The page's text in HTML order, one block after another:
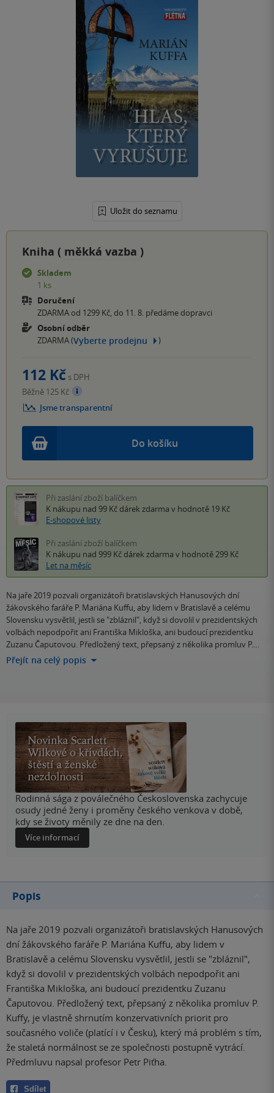
Uložit do seznamu
Kniha ( měkká vazba )
Skladem
1 ks
Doručení
ZDARMA od 1299 Kč, do 11. 8. předáme dopravci
Osobní odběr
ZDARMA (Vyberte prodejnu )
Do košíku
112 Kč s DPH
Běžně 125 Kč
Jsme transparentní
Při zaslání zboží balíčkem
K nákupu nad 99 Kč dárek zdarma v hodnotě 19 Kč
E-shopové listy
Při zaslání zboží balíčkem
K nákupu nad 999 Kč dárek zdarma v hodnotě 299 Kč
Let na měsíc
Na jaře 2019 pozvali organizátoři bratislavských Hanusových dní
žákovského faráře P. Mariána Kuffu, aby lidem v Bratislavě a celému
Slovensku vysvětlil, jestli se "zbláznil", když si dovolil v prezidentských
volbách nepodpořit ani Františka Mikloška, ani budoucí prezidentku
Zuzanu Čaputovou. Předložený text, přepsaný z několika promluv P.…
Přejít na celý popis
Rodinná sága z poválečného Československa zachycuje
osudy jedné ženy i proměny českého venkova v době,
kdy se životy měnily ze dne na den.
Více informací
Popis
Na jaře 2019 pozvali organizátoři bratislavských Hanusových
dní žákovského faráře P. Mariána Kuffu, aby lidem v
Bratislavě a celému Slovensku vysvětlil, jestli se "zbláznil",
když si dovolil v prezidentských volbách nepodpořit ani
Františka Mikloška, ani budoucí prezidentku Zuzanu
Čaputovou. Předložený text, přepsaný z několika promluv P.
Kuffy, je vlastně shrnutím konzervativních priorit pro
současného voliče (platící i v Česku), který má problém s tím,
že staletá normálnost se ze společnosti postupně vytrácí.
Předmluvu napsal profesor Petr Piťha.
Sdílet